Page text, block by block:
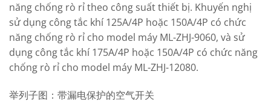
năng chống rò rỉ theo công suất thiết bị. Khuyến nghị
sử dụng công tắc khí 125A/4P hoặc 150A/4P có chức
năng chống rò rỉ cho model máy ML-ZHJ-9060, và sử
dụng công tắc khí 175A/4P hoặc 150A/4P có chức năng
chống rò rỉ cho model máy ML-ZHJ-12080.
举列子图：带漏电保护的空气开关